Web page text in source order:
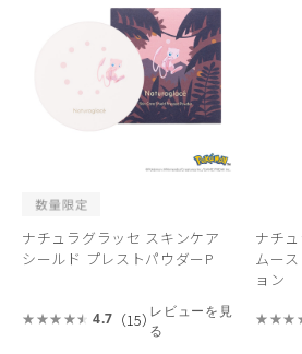
ナチュラグラッセ スキンケア
シールド プレストパウダーP
4.7 （15） レビューを見
る
ナチ
ムー
ョン